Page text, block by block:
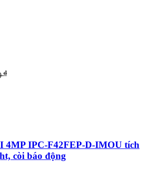
₫
4MP IPC-F42FEP-D-IMOU tích
còi báo động